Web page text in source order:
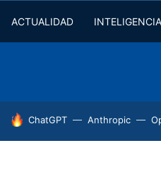
ACTUALIDAD
HOY SE HABLA DE
ChatGPT Anthropic